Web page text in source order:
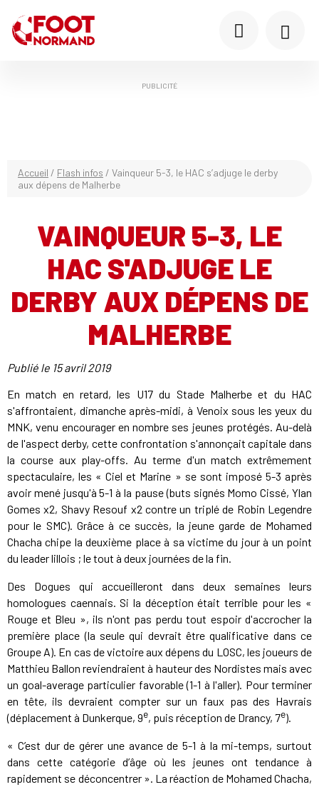
PUBLICITÉ
Accueil / Flash infos / Vainqueur 5-3, le HAC s’adjuge le derby
aux dépens de Malherbe
VAINQUEUR 5-3, LE
HAC S'ADJUGE LE
DERBY AUX DÉPENS DE
MALHERBE
Publié le 15 avril 2019
En match en retard, les U17 du Stade Malherbe et du HAC
s'affrontaient, dimanche après-midi, à Venoix sous les yeux du
MNK, venu encourager en nombre ses jeunes protégés. Au-delà
de l'aspect derby, cette confrontation s'annonçait capitale dans
la course aux play-offs. Au terme d'un match extrêmement
spectaculaire, les « Ciel et Marine » se sont imposé 5-3 après
avoir mené jusqu'à 5-1 à la pause (buts signés Momo Cissé, Ylan
Gomes x2, Shavy Resouf x2 contre un triplé de Robin Legendre
pour le SMC). Grâce à ce succès, la jeune garde de Mohamed
Chacha chipe la deuxième place à sa victime du jour à un point
du leader lillois ; le tout à deux journées de la fin.
Des Dogues qui accueilleront dans deux semaines leurs
homologues caennais. Si la déception était terrible pour les «
Rouge et Bleu », ils n'ont pas perdu tout espoir d'accrocher la
première place (la seule qui devrait être qualificative dans ce
Groupe A). En cas de victoire aux dépens du LOSC, les joueurs de
Matthieu Ballon reviendraient à hauteur des Nordistes mais avec
un goal-average particulier favorable (1-1 à l'aller). Pour terminer
en tête, ils devraient compter sur un faux pas des Havrais
(déplacement à Dunkerque, 9e, puis réception de Drancy, 7e).
« C’est dur de gérer une avance de 5-1 à la mi-temps, surtout
dans cette catégorie d’âge où les jeunes ont tendance à
rapidement se déconcentrer ». La réaction de Mohamed Chacha,